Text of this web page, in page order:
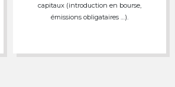
capitaux (introduction en bourse,
émissions obligataires …).